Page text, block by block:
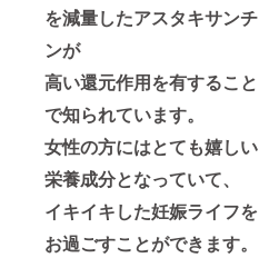
を減量したアスタキサンチ
ンが
高い還元作用を有すること
で知られています。
女性の方にはとても嬉しい
栄養成分となっていて、
イキイキした妊娠ライフを
お過ごすことができます。